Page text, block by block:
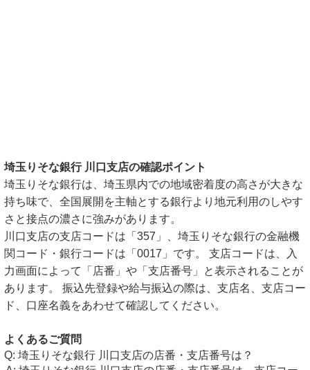
埼玉りそな銀行 川口支店の確認ポイント
埼玉りそな銀行は、埼玉県内での地域密着度の高さが大きな
持ち味で、全国展開を主軸とする銀行より地元利用のしやす
さと接点の濃さに強みがあります。
川口支店の支店コードは「357」、埼玉りそな銀行の金融機
関コード・銀行コードは「0017」です。 支店コードは、入
力画面によって「店番」や「支店番号」と表示されることが
あります。 振込先登録や給与振込の際は、支店名、支店コー
ド、口座名義をあわせて確認してください。
よくあるご質問
埼玉りそな銀行 川口支店の店番・支店番号は？